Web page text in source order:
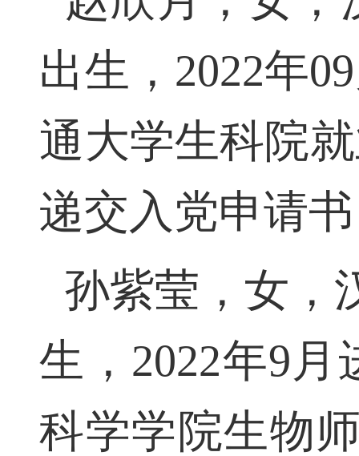
赵欣月，女
出生，2022年
通大学生科院
递交入党申请
孙紫莹，女，
生，2022年9